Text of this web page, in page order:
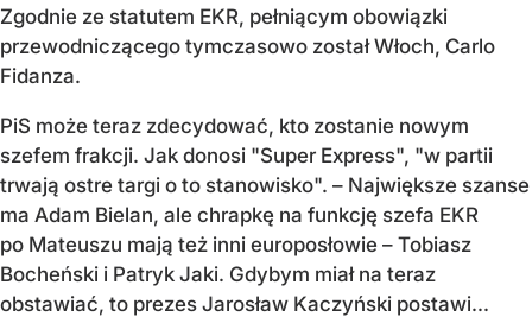
Zgodnie ze statutem EKR, pełniącym obowiązki
przewodniczącego tymczasowo został Włoch, Carlo
Fidanza.
PiS może teraz zdecydować, kto zostanie nowym
szefem frakcji. Jak donosi "Super Express", "w partii
trwają ostre targi o to stanowisko". – Największe szanse
ma Adam Bielan, ale chrapkę na funkcję szefa EKR
po Mateuszu mają też inni europosłowie – Tobiasz
Bocheński i Patryk Jaki. Gdybym miał na teraz
obstawiać, to prezes Jarosław Kaczyński postawi...